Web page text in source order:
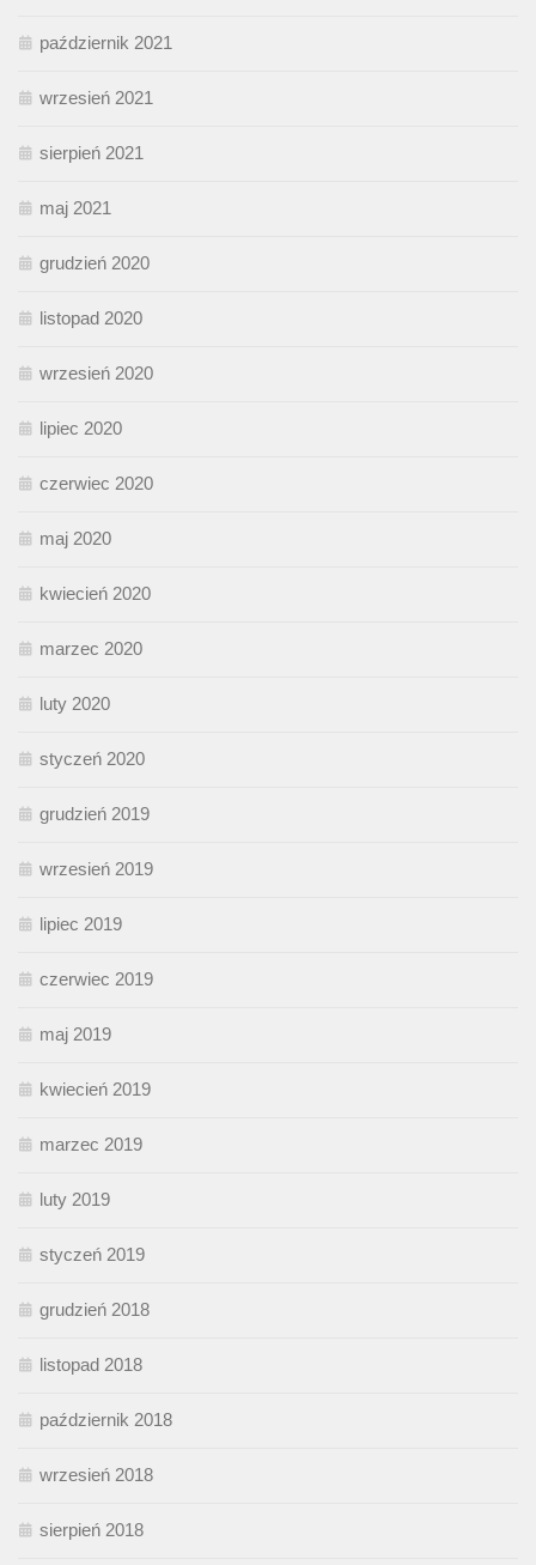
październik 2021
wrzesień 2021
sierpień 2021
maj 2021
grudzień 2020
listopad 2020
wrzesień 2020
lipiec 2020
czerwiec 2020
maj 2020
kwiecień 2020
marzec 2020
luty 2020
styczeń 2020
grudzień 2019
wrzesień 2019
lipiec 2019
czerwiec 2019
maj 2019
kwiecień 2019
marzec 2019
luty 2019
styczeń 2019
grudzień 2018
listopad 2018
październik 2018
wrzesień 2018
sierpień 2018